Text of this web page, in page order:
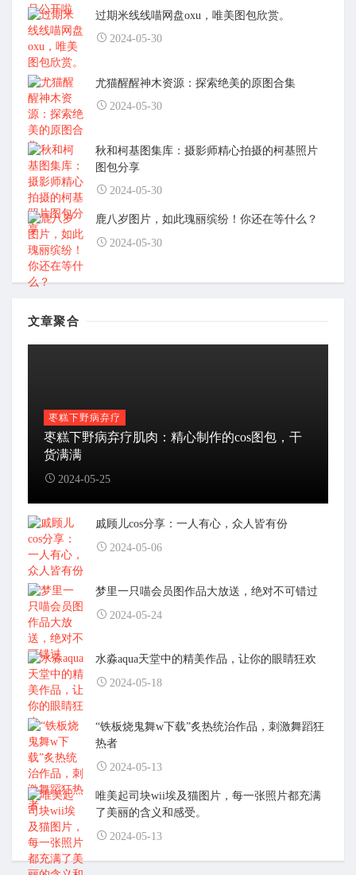
过期米线线喵网盘oxu，唯美图包欣赏。
2024-05-30
尤猫醒醒神木资源：探索绝美的原图合集
2024-05-30
秋和柯基图集库：摄影师精心拍摄的柯基照片
图包分享
2024-05-30
鹿八岁图片，如此瑰丽缤纷！你还在等什么？
2024-05-30
文章聚合
枣糕下野病弃疗
枣糕下野病弃疗肌肉：精心制作的cos图包，干
货满满
2024-05-25
戚顾儿cos分享：一人有心，众人皆有份
2024-05-06
梦里一只喵会员图作品大放送，绝对不可错过
2024-05-24
水淼aqua天堂中的精美作品，让你的眼睛狂欢
2024-05-18
“铁板烧鬼舞w下载”炙热统治作品，刺激舞蹈狂
热者
2024-05-13
唯美起司块wii埃及猫图片，每一张照片都充满
了美丽的含义和感受。
2024-05-13